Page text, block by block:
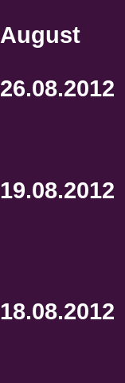
August
26.08.2012
19.08.2012
18.08.2012